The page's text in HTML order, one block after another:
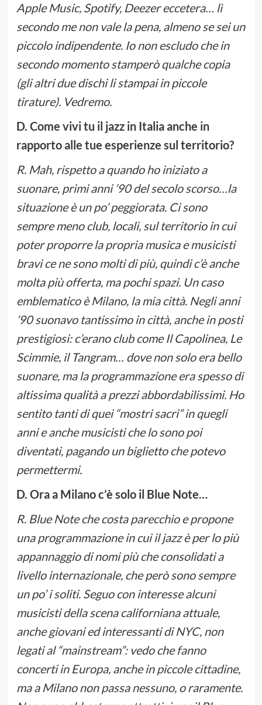
Apple Music, Spotify, Deezer eccetera… lì
secondo me non vale la pena, almeno se sei un
piccolo indipendente. Io non escludo che in
secondo momento stamperò qualche copia
(gli altri due dischi li stampai in piccole
tirature). Vedremo.
D. Come vivi tu il jazz in Italia anche in
rapporto alle tue esperienze sul territorio?
R. Mah, rispetto a quando ho iniziato a
suonare, primi anni ’90 del secolo scorso…la
situazione è un po’ peggiorata. Ci sono
sempre meno club, locali, sul territorio in cui
poter proporre la propria musica e musicisti
bravi ce ne sono molti di più, quindi c’è anche
molta più offerta, ma pochi spazi. Un caso
emblematico è Milano, la mia città. Negli anni
’90 suonavo tantissimo in città, anche in posti
prestigiosi: c’erano club come Il Capolinea, Le
Scimmie, il Tangram… dove non solo era bello
suonare, ma la programmazione era spesso di
altissima qualità a prezzi abbordabilissimi. Ho
sentito tanti di quei “mostri sacri” in quegli
anni e anche musicisti che lo sono poi
diventati, pagando un biglietto che potevo
permettermi.
D. Ora a Milano c’è solo il Blue Note…
R. Blue Note che costa parecchio e propone
una programmazione in cui il jazz è per lo più
appannaggio di nomi più che consolidati a
livello internazionale, che però sono sempre
un po’ i soliti. Seguo con interesse alcuni
musicisti della scena californiana attuale,
anche giovani ed interessanti di NYC, non
legati al “mainstream”: vedo che fanno
concerti in Europa, anche in piccole cittadine,
ma a Milano non passa nessuno, o raramente.